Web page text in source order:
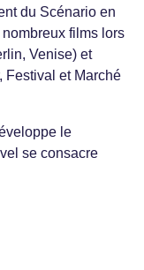
du Scénario en
films lors
Venise) et
Festival et Marché
le
se consacre